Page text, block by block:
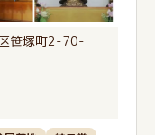
笹塚町2-70-